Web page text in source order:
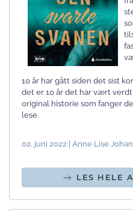
10 år har gått siden det sist
det er 10 år det har vært
original historie som fanger
lese.
02. juni 2022 | Anne Lise
LES HELE